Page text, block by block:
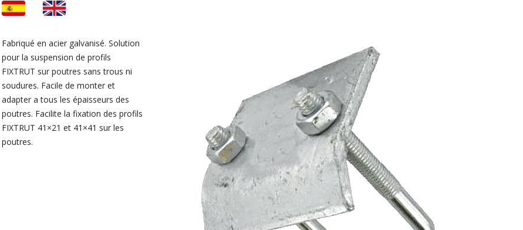
Fabriqué en acier galvanisé. Solution
pour la suspension de profils
FIXTRUT sur poutres sans trous ni
soudures. Facile de monter et
adapter a tous les épaisseurs des
poutres. Facilite la fixation des profils
FIXTRUT 41×21 et 41×41 sur les
poutres.